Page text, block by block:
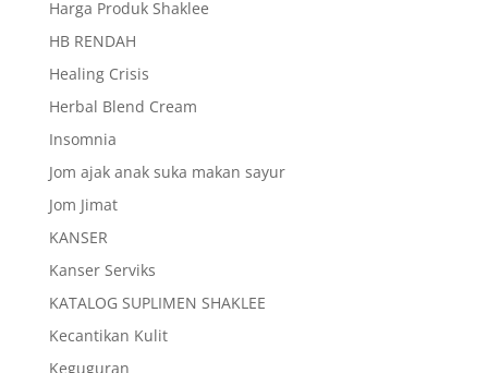
Harga Produk Shaklee
HB RENDAH
Healing Crisis
Herbal Blend Cream
Insomnia
Jom ajak anak suka makan sayur
Jom Jimat
KANSER
Kanser Serviks
KATALOG SUPLIMEN SHAKLEE
Kecantikan Kulit
Keguguran